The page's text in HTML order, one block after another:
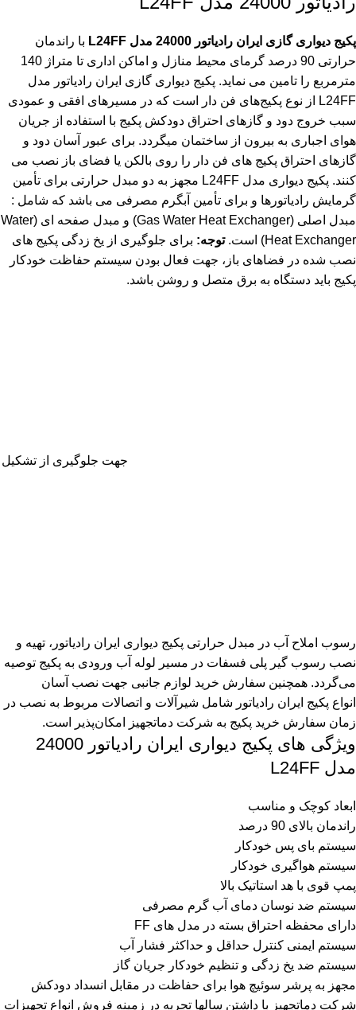
پکیج دیواری گازی ایران رادیاتور 24000 مدل L24FF
با راندمان
حرارتی 90 درصد گرمای محیط منازل و اماکن اداری تا متراژ 140
مترمربع را تامین می نماید. پکیج دیواری گازی ایران رادیاتور مدل
L24FF از نوع پکیج‌های فن دار است که در مسیرهای افقی و عمودی
سبب خروج دود و گازهای احتراق دودکش پکیج با استفاده از جریان
هوای اجباری به بیرون از ساختمان میگردد. برای عبور آسان دود و
گازهای احتراق پکیج های فن دار را روی بالکن یا فضای باز نصب می
کنند. پکیج دیواری مدل L24FF مجهز به دو مبدل حرارتی برای تأمین
گرمایش رادیاتورها و برای تأمین آبگرم مصرفی می باشد که شامل :
مبدل اصلی (Gas Water Heat Exchanger) و مبدل صفحه ای (Water
Heat Exchanger) است.
توجه: برای جلوگیری از یخ زدگی پکیج های
نصب شده در فضاهای باز، جهت فعال بودن سیستم حفاظت خودکار
پکیج باید دستگاه به برق متصل و روشن باشد.
جهت جلوگیری از تشکیل
رسوب املاح آب در مبدل حرارتی پکیج دیواری ایران رادیاتور، تهیه و
نصب رسوب گیر پلی فسفات در مسیر لوله آب ورودی به پکیج توصیه
می‌گردد. همچنین سفارش خرید لوازم جانبی جهت نصب آسان
انواع پکیج ایران رادیاتور شامل شیرآلات و اتصالات مربوط به نصب در
زمان سفارش خرید پکیج به شرکت دماتجهیز امکان‌پذیر است.
ویژگی های پکیج دیواری ایران رادیاتور 24000
مدل L24FF
ابعاد کوچک و مناسب
راندمان بالای 90 درصد
سیستم بای پس خودکار
سیستم هواگیری خودکار
پمپ قوی با هد استاتیک بالا
سیستم ضد نوسان دمای آب گرم مصرفی
دارای محفظه احتراق بسته در مدل های FF
سیستم ایمنی کنترل حداقل و حداکثر فشار آب
سیستم ضد یخ زدگی و تنظیم خودکار جریان گاز
مجهز به پرشر سوئیچ هوا برای حفاظت در مقابل انسداد دودکش
شرکت دماتجهیز با داشتن سالها تجربه در زمینه فروش انواع تجهیزات